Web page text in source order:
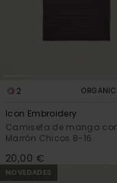
2 ORGANIC
Icon Embroidery
Camiseta de manga
Marrón Chicos 8-16
20,00 €
NOVEDADES